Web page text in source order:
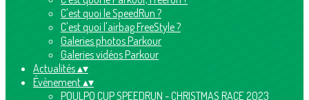
C'est quoi le SpeedRun ?
C'est quoi l'airbag FreeStyle ?
Galeries photos Parkour
Galeries vidéos Parkour
Actualités▴▾
Évènement▴▾
POULPO CUP SPEEDRUN - CHRISTMAS RACE 2023